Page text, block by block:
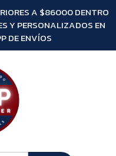
A $86000 DENTRO
Y PERSONALIZADOS EN
DE ENVÍOS